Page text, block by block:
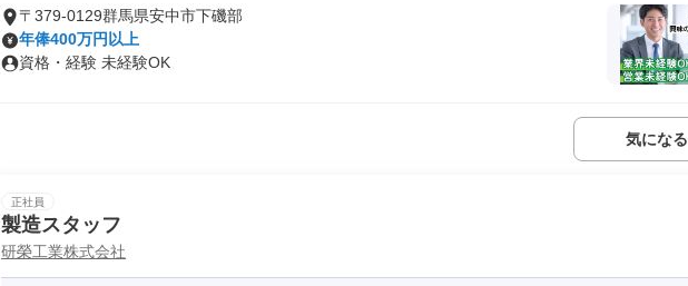
〒379-0129群馬県安中市下磯部
年俸400万円以上
資格・経験 未経験OK
気になる
正社員
製造スタッフ
研榮工業株式会社